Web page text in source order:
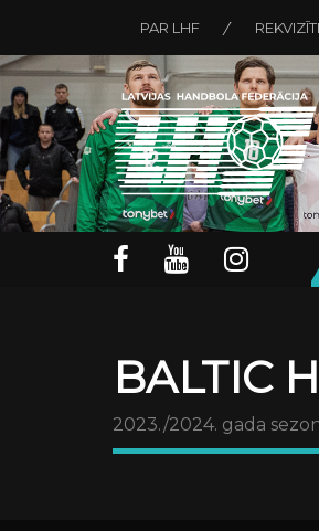
PAR LHF REKVIZĪTI
BALTIC
2023./2024. gada